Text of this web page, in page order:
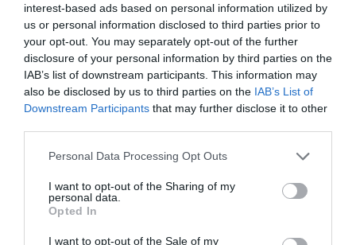
interest-based ads based on personal information utilized by
us or personal information disclosed to third parties prior to
your opt-out. You may separately opt-out of the further
disclosure of your personal information by third parties on the
IAB’s list of downstream participants. This information may
also be disclosed by us to third parties on the IAB’s List of
Downstream Participants that may further disclose it to other
Personal Data Processing Opt Outs
I want to opt-out of the Sharing of my
personal data.
Opted In
I want to opt-out of the Sale of my
Rospiggarna tog ny seger:
”Hoppas vi kan göra underverk”
Senaste fastighetsköp
Fritidshus på Vätö såld för 1 895 000 kronor
20/4 FASTIGHETSKÖP
Lägenhet på Grossgärdet såld för 1 550 000
kronor